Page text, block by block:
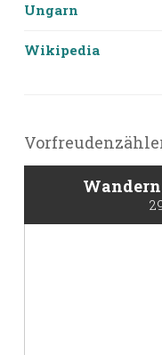
Ungarn
Wikipedia